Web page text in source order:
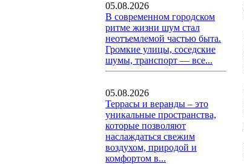
05.08.2026
В современном городском
ритме жизни шум стал
неотъемлемой частью быта.
Громкие улицы, соседские
шумы, транспорт — все...
05.08.2026
Террасы и веранды – это
уникальные пространства,
которые позволяют
наслаждаться свежим
воздухом, природой и
комфортом в...